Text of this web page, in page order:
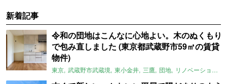
新着記事
令和の団地はこんなに心地よい。木のぬくもり
で包み直しました (東京都武蔵野市59㎡の賃貸
物件)
東京 武蔵野市武蔵境 東小金井 三鷹 団地 リノベーション